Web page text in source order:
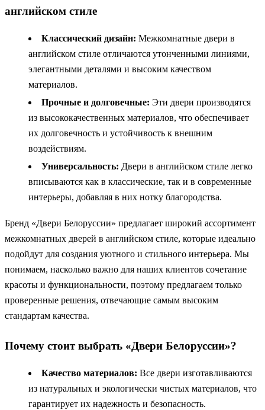
английском стиле
Классический дизайн: Межкомнатные двери в
английском стиле отличаются утонченными линиями,
элегантными деталями и высоким качеством
материалов.
Прочные и долговечные: Эти двери производятся
из высококачественных материалов, что обеспечивает
их долговечность и устойчивость к внешним
воздействиям.
Универсальность: Двери в английском стиле легко
вписываются как в классические, так и в современные
интерьеры, добавляя в них нотку благородства.
Бренд «Двери Белоруссии» предлагает широкий ассортимент
межкомнатных дверей в английском стиле, которые идеально
подойдут для создания уютного и стильного интерьера. Мы
понимаем, насколько важно для наших клиентов сочетание
красоты и функциональности, поэтому предлагаем только
проверенные решения, отвечающие самым высоким
стандартам качества.
Почему стоит выбрать «Двери Белоруссии»?
Качество материалов: Все двери изготавливаются
из натуральных и экологически чистых материалов, что
гарантирует их надежность и безопасность.